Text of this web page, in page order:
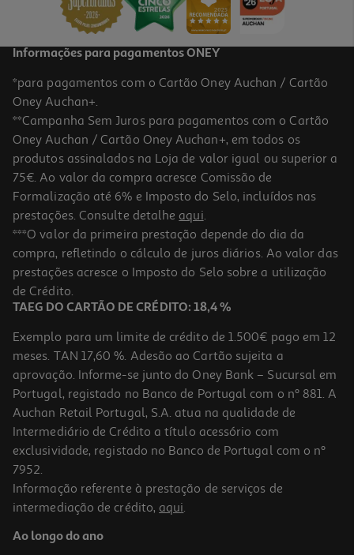
Informações para pagamentos ONEY
*para pagamentos com o Cartão Oney Auchan / Cartão
Oney Auchan+.
**Campanha Sem Juros para pagamentos com o Cartão
Oney Auchan / Cartão Oney Auchan+, em todos os
produtos assinalados na Loja de valor igual ou superior a
75€. Ao valor da compra acresce Comissão de
Formalização até 6% e Imposto do Selo, incluídos nas
prestações. Consulte detalhe aqui.
***O valor da primeira prestação depende do dia da
compra, refletindo o cálculo de juros diários. Ao valor das
prestações acresce o Imposto do Selo sobre a utilização
de Crédito.
TAEG DO CARTÃO DE CRÉDITO: 18,4 %
Exemplo para um limite de crédito de 1.500€ pago em 12
meses. TAN 17,60 %. Adesão ao Cartão sujeita a
aprovação. Informe-se junto do Oney Bank – Sucursal em
Portugal, registado no Banco de Portugal com o nº 881. A
Auchan Retail Portugal, S.A. atua na qualidade de
Intermediário de Crédito a título acessório com
exclusividade, registado no Banco de Portugal com o nº
7952.
Informação referente à prestação de serviços de
intermediação de crédito, aqui.
Ao longo do ano